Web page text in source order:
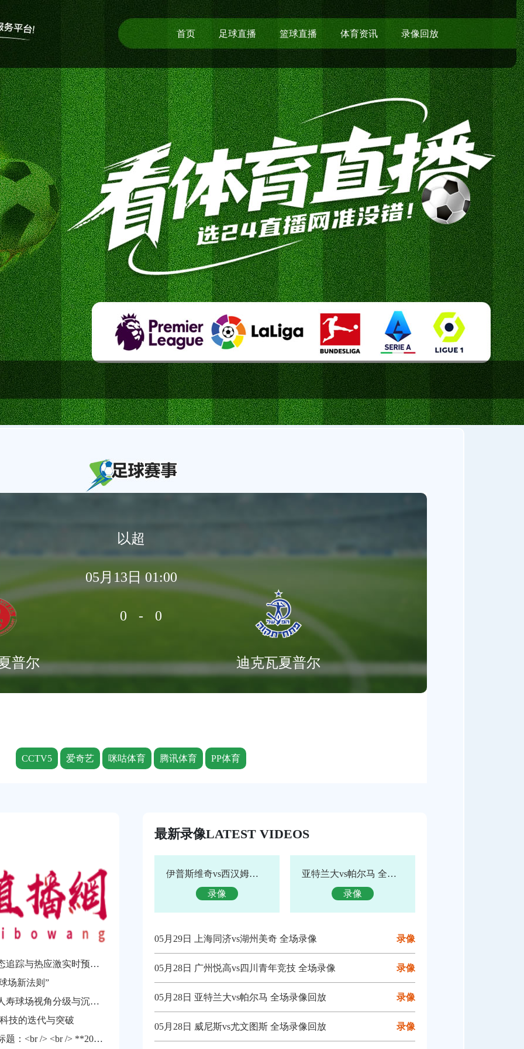
首页 足球直播 篮球直播 体育资讯 录像回放
以超
05月13日 01:00
普尔
0-0
迪克瓦夏普尔
CCTV5 爱奇艺 咪咕体育 腾讯体育 PP体育
湿热环境下世界杯运动员核心体温动态追踪与热应激实时预警系统构建
场新法则”
2026世界杯决战地全景测评：大都会人寿球场视角分级与沉浸观赛指南
技的迭代与突破
基于您的要求，我为您提供以下重写标题：<br /> <br /> **2026世界杯北美空域动态协调机制：跨区航路弹性管理与区域交通网络协同效能分析**
最新录像LATEST VIDEOS
伊普斯维奇vs西汉姆联 全场录像回放
录像
亚特兰大vs帕尔马 全场录像回放
录像
录像
05月29日 上海同济vs湖州美奇 全场录像
录像
05月28日 广州悦高vs四川青年竞技 全场录像
录像
05月28日 亚特兰大vs帕尔马 全场录像回放
录像
05月28日 威尼斯vs尤文图斯 全场录像回放